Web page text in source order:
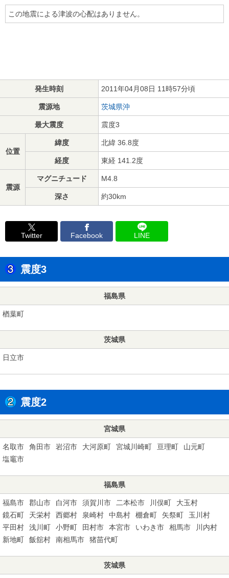
この地震による津波の心配はありません。
発生時刻 2011年04月08日 11時57分頃
震源地 茨城県沖
最大震度 震度3
位置
緯度 北緯 36.8度
経度 東経 141.2度
震源
マグニチュード M4.8
深さ 約30km
Twitter Facebook LINE
震度3
福島県
楢葉町
茨城県
日立市
震度2
宮城県
名取市 角田市 岩沼市 大河原町 宮城川崎町 亘理町
山元町
塩竈市
福島県
福島市 郡山市 白河市 須賀川市 二本松市 川俣町
大玉村
鏡石町
天栄村 西郷村 泉崎村 中島村 棚倉町 矢祭町
玉川村
平田村
浅川町 小野町 田村市 本宮市 いわき市 相馬市
川内村
新地町
飯舘村 南相馬市 猪苗代町
茨城県